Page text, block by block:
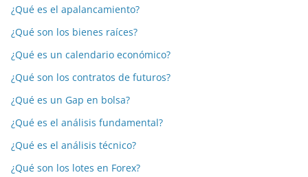
¿Qué es el apalancamiento?
¿Qué son los bienes raíces?
¿Qué es un calendario económico?
¿Qué son los contratos de futuros?
¿Qué es un Gap en bolsa?
¿Qué es el análisis fundamental?
¿Qué es el análisis técnico?
¿Qué son los lotes en Forex?